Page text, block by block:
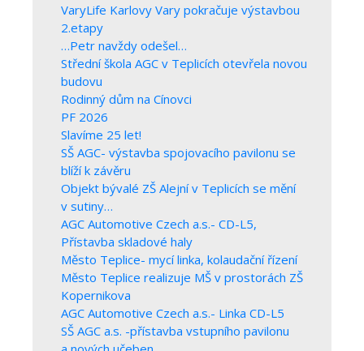
VaryLife Karlovy Vary pokračuje výstavbou
2.etapy
…Petr navždy odešel…
Střední škola AGC v Teplicích otevřela novou
budovu
Rodinný dům na Cínovci
PF 2026
Slavíme 25 let!
SŠ AGC- výstavba spojovacího pavilonu se
blíží k závěru
Objekt bývalé ZŠ Alejní v Teplicích se mění
v sutiny…
AGC Automotive Czech a.s.- CD-L5,
Přístavba skladové haly
Město Teplice- mycí linka, kolaudační řízení
Město Teplice realizuje MŠ v prostorách ZŠ
Kopernikova
AGC Automotive Czech a.s.- Linka CD-L5
SŠ AGC a.s. -přístavba vstupního pavilonu